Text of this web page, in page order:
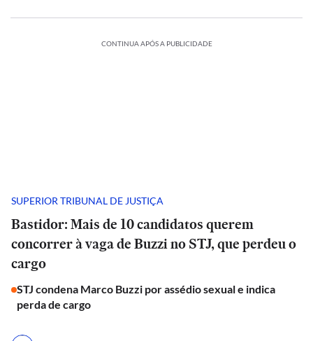
CONTINUA APÓS A PUBLICIDADE
SUPERIOR TRIBUNAL DE JUSTIÇA
Bastidor: Mais de 10 candidatos querem
concorrer à vaga de Buzzi no STJ, que perdeu o
cargo
STJ condena Marco Buzzi por assédio sexual e indica
perda de cargo